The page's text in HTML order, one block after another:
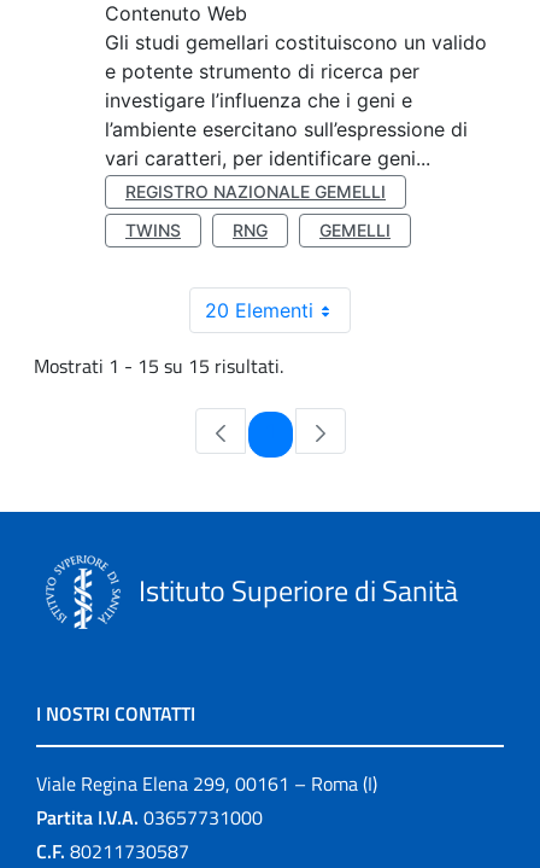
Contenuto Web
Gli studi gemellari costituiscono un valido
e potente strumento di ricerca per
investigare l’influenza che i geni e
l’ambiente esercitano sull’espressione di
vari caratteri, per identificare geni...
REGISTRO NAZIONALE GEMELLI
TWINS
RNG GEMELLI
20 Elementi
Mostrati 1 - 15 su 15 risultati.
Pagina
Istituto Superiore di Sanità
I NOSTRI CONTATTI
Viale Regina Elena 299, 00161 – Roma (I)
Partita I.V.A. 03657731000
C.F. 80211730587